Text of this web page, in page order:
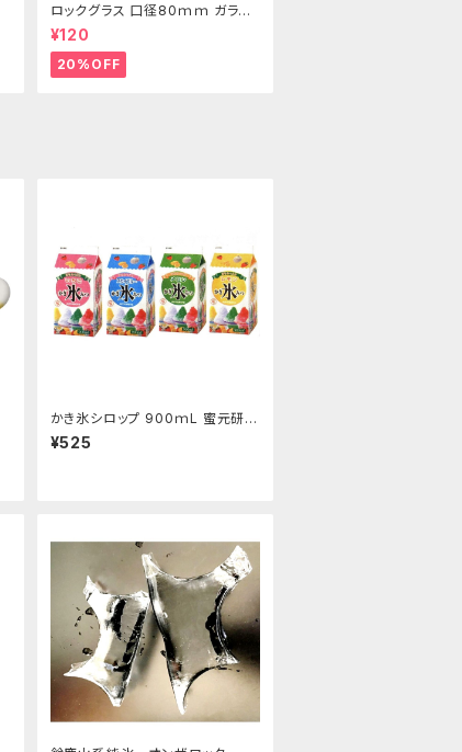
ロックグラス 口径80ｍｍ ガラス
製 220cc
¥120
20%OFF
かき氷シロップ 900ｍL 蜜元研究
所製
¥525